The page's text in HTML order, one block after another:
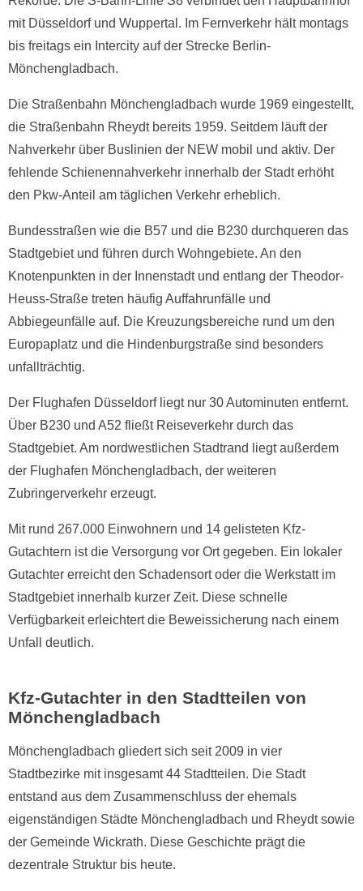
mit Düsseldorf und Wuppertal. Im Fernverkehr hält montags
bis freitags ein Intercity auf der Strecke Berlin-
Mönchengladbach.
Die Straßenbahn Mönchengladbach wurde 1969 eingestellt,
die Straßenbahn Rheydt bereits 1959. Seitdem läuft der
Nahverkehr über Buslinien der NEW mobil und aktiv. Der
fehlende Schienennahverkehr innerhalb der Stadt erhöht
den Pkw-Anteil am täglichen Verkehr erheblich.
Bundesstraßen wie die B57 und die B230 durchqueren das
Stadtgebiet und führen durch Wohngebiete. An den
Knotenpunkten in der Innenstadt und entlang der Theodor-
Heuss-Straße treten häufig Auffahrunfälle und
Abbiegeunfälle auf. Die Kreuzungsbereiche rund um den
Europaplatz und die Hindenburgstraße sind besonders
unfallträchtig.
Der Flughafen Düsseldorf liegt nur 30 Autominuten entfernt.
Über B230 und A52 fließt Reiseverkehr durch das
Stadtgebiet. Am nordwestlichen Stadtrand liegt außerdem
der Flughafen Mönchengladbach, der weiteren
Zubringerverkehr erzeugt.
Mit rund 267.000 Einwohnern und 14 gelisteten Kfz-
Gutachtern ist die Versorgung vor Ort gegeben. Ein lokaler
Gutachter erreicht den Schadensort oder die Werkstatt im
Stadtgebiet innerhalb kurzer Zeit. Diese schnelle
Verfügbarkeit erleichtert die Beweissicherung nach einem
Unfall deutlich.
Kfz-Gutachter in den Stadtteilen von
Mönchengladbach
Mönchengladbach gliedert sich seit 2009 in vier
Stadtbezirke mit insgesamt 44 Stadtteilen. Die Stadt
entstand aus dem Zusammenschluss der ehemals
eigenständigen Städte Mönchengladbach und Rheydt sowie
der Gemeinde Wickrath. Diese Geschichte prägt die
dezentrale Struktur bis heute.